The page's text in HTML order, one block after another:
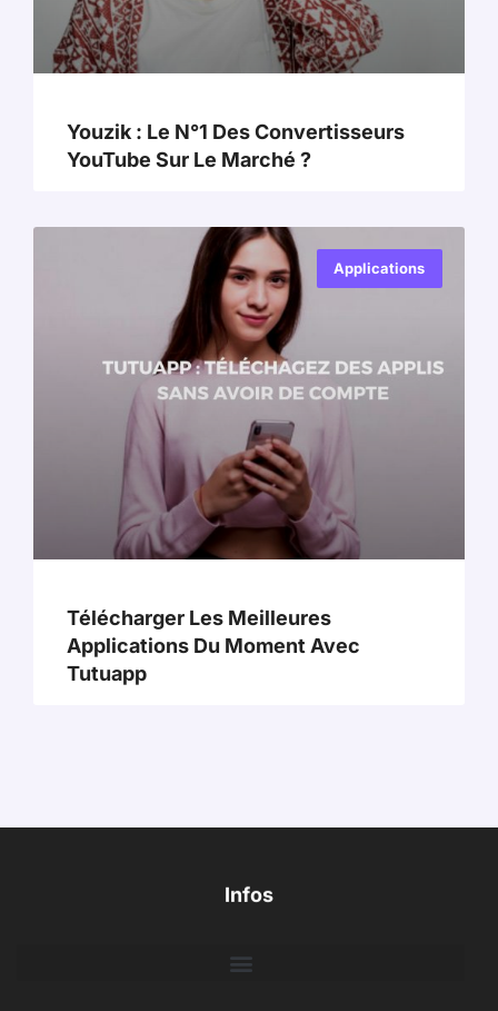
Youzik : Le N°1 Des Convertisseurs
YouTube Sur Le Marché ?
Applications
Télécharger Les Meilleures
Applications Du Moment Avec
Tutuapp
Infos